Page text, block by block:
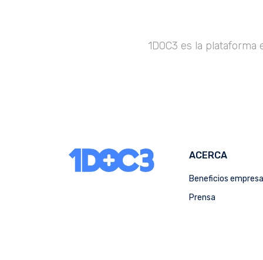
1DOC3 es la
ACERCA
Beneficios
Prensa